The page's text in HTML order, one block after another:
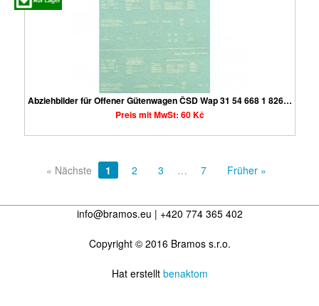
Abziehbilder für Offener Gütenwagen ČSD Wap 31 54 668 1 826…
Preis mit MwSt: 60 Kč
« Nächste 1 2 3 … 7 Früher »
info@bramos.eu | +420 774 365 402
Copyright © 2016 Bramos s.r.o.
Hat erstellt benaktom